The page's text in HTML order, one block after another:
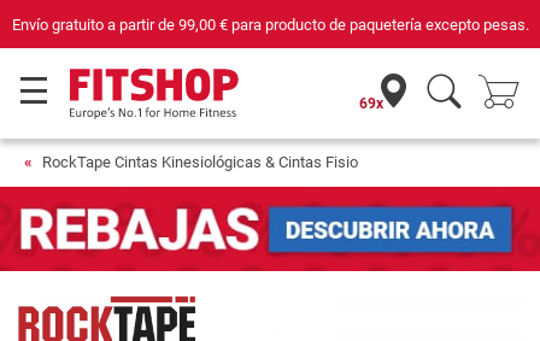
Envío gratuito a partir de 99,00 €para producto de paquetería excepto pesas.
69x
RockTape Cintas Kinesiológicas & Cintas Fisio